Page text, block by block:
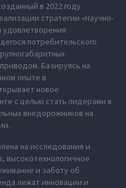
в 2022 году
стратегии «Научно-
удовлетворения
потребительского
Базируясь на
опыте в
новое
с целью стать лидерами в
внедорожников на
на исследования и
высокотехнологичное
и заботу об
лежат инновации и